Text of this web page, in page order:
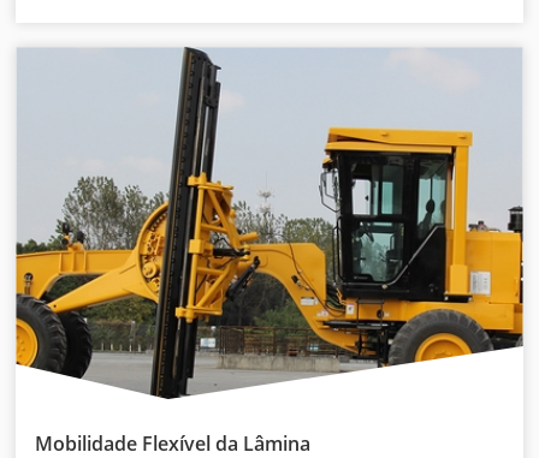
Mobilidade Flexível da Lâmina